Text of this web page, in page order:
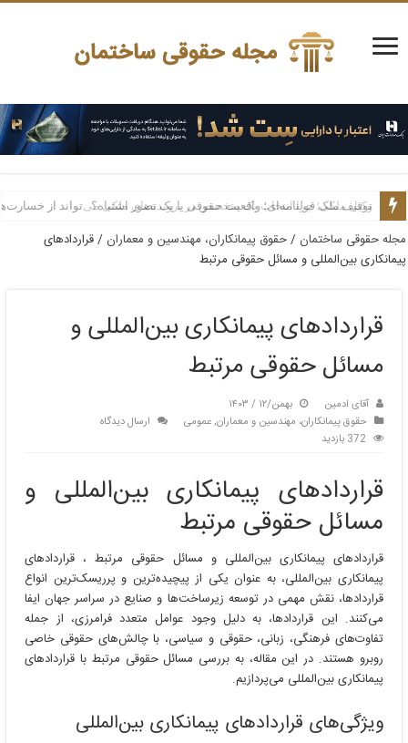
توقیف ملک قولنامه‌ای؛ واقعیت حقوقی یا یک تصور اشتباه؟
وکیل ملکی؛ چرا انتخاب یک متخصص در پرونده‌های ملکی می‌تواند از
مجله حقوقی ساختمان/حقوق پیمانکاران، مهندسین و معماران/قراردادهای
پیمانکاری بین‌المللی و مسائل حقوقی مرتبط
قراردادهای پیمانکاری بین‌المللی و
مسائل حقوقی مرتبط
آقای ادمین
بهمن/۱۲ / ۱۴۰۳
حقوق پیمانکاران، مهندسین و معماران,عمومی
ارسال دیدگاه
372 بازدید
قراردادهای پیمانکاری بین‌المللی و
مسائل حقوقی مرتبط
قراردادهای پیمانکاری بین‌المللی و مسائل حقوقی مرتبط ، قراردادهای
پیمانکاری بین‌المللی، به عنوان یکی از پیچیده‌ترین و پرریسک‌ترین انواع
قراردادها، نقش مهمی در توسعه زیرساخت‌ها و صنایع در سراسر جهان ایفا
می‌کنند. این قراردادها، به دلیل وجود عوامل متعدد فرامرزی، از جمله
تفاوت‌های فرهنگی، زبانی، حقوقی و سیاسی، با چالش‌های حقوقی خاصی
روبرو هستند. در این مقاله، به بررسی مسائل حقوقی مرتبط با قراردادهای
پیمانکاری بین‌المللی می‌پردازیم.
ویژگی‌های قراردادهای پیمانکاری بین‌المللی